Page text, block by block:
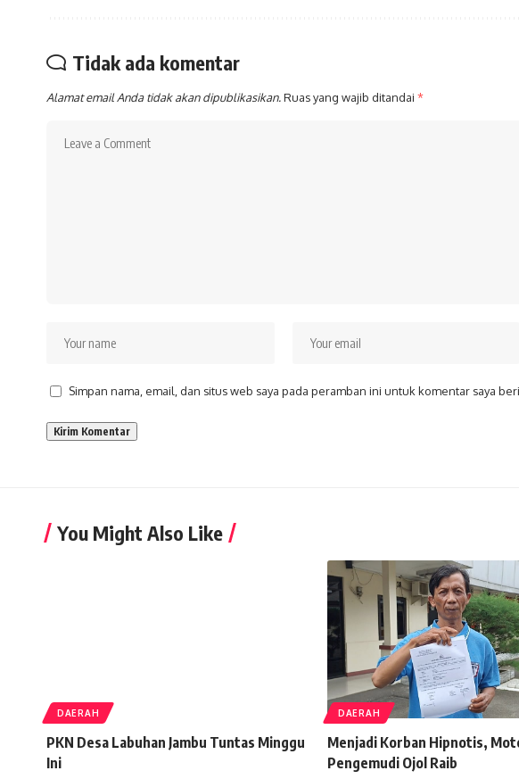
Tidak ada komentar
Alamat email Anda tidak akan dipublikasikan.Ruas yang wajib ditandai *
Simpan nama, email, dan situs web saya pada peramban ini untuk komentar saya
You Might Also Like
DAERAH
PKN Desa Labuhan Jambu Tuntas Minggu
Ini
DAERAH
Menjadi Korban Hipnotis,
Pengemudi Ojol Raib